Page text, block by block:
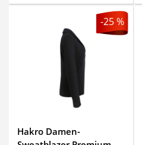
-25 %
Hakro Damen-